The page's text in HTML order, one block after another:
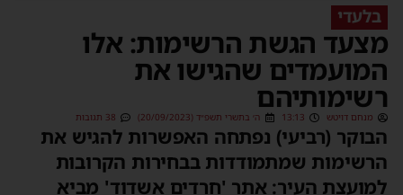
בלעדי
מצעד הגשת הרשימות: אלו
המועמדים שהגישו את
רשימותיהם
מנחם דויטש 13:13 ה׳ בתשרי תשפ״ד (20/09/2023) 38 תגובות
הבוקר (רביעי) נפתחה האפשרות להגיש את
הרשימות שמתמודדות בבחירות הקרובות
למועצת העיר: אתר 'חרדים אשדוד' מביא